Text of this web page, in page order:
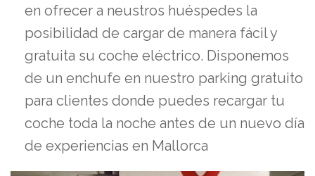
en ofrecer a neustros huéspedes la
posibilidad de cargar de manera fácil y
gratuita su coche eléctrico. Disponemos
de un enchufe en nuestro parking gratuito
para clientes donde puedes recargar tu
coche toda la noche antes de un nuevo día
de experiencias en Mallorca